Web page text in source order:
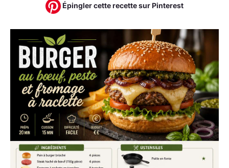
Épingler cette recette sur Pinterest